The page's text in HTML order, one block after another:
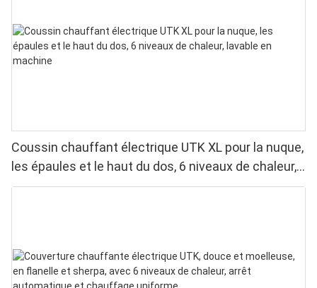
Coussin chauffant électrique UTK XL pour la nuque,
les épaules et le haut du dos, 6 niveaux de chaleur,
lavable en machine